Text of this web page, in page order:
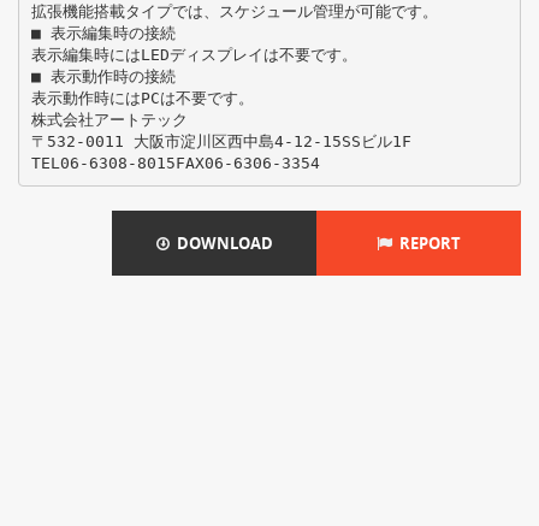
拡張機能搭載タイプでは、スケジュール管理が可能です。
■ 表示編集時の接続
表示編集時にはLEDディスプレイは不要です。
■ 表示動作時の接続
表示動作時にはPCは不要です。
株式会社アートテック
〒532-0011 大阪市淀川区西中島4-12-15SSビル1F
TEL06-6308-8015FAX06-6306-3354
DOWNLOAD REPORT